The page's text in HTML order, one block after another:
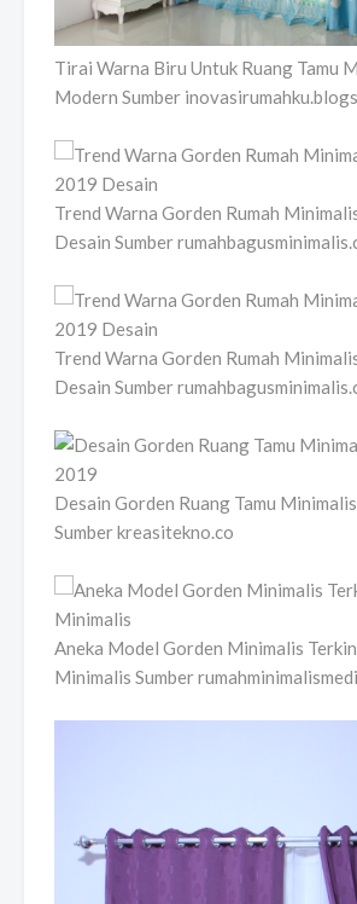
Tirai Warna Biru Untuk Ruang Tamu
Modern Sumber
Trend Warna Gorden Rumah
Desain Sumber
Trend Warna Gorden Rumah
Desain Sumber
Desain Gorden Ruang Tamu
Sumber kreasitekno.co
Aneka Model Gorden Minimalis
Minimalis Sumber